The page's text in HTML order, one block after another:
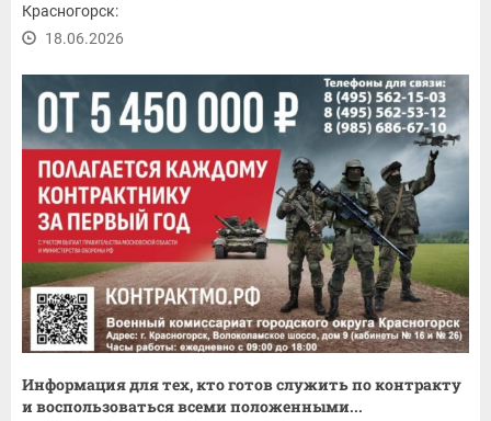
Красногорск:
18.06.2026
Информация для тех, кто готов служить по контракту
и воспользоваться всеми положенными...